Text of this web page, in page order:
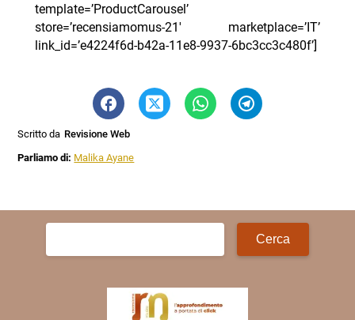
template=’ProductCarousel’
store=’recensiamomus-21′ marketplace=’IT’
link_id=’e4224f6d-b42a-11e8-9937-6bc3cc3c480f’]
Scritto da Revisione Web
Parliamo di: Malika Ayane
Ricerca